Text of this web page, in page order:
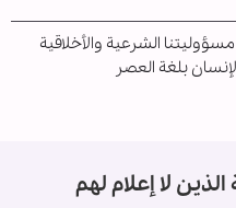
الشرعية والأخلاقية
بلغة العصر
لا إعلام لهم